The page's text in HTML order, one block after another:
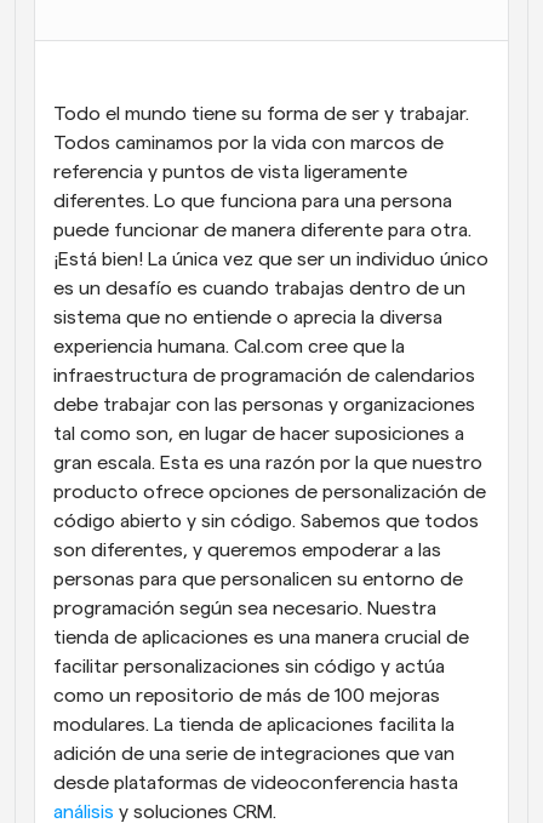
Programación potenciadda con llamadas
impulsadas por IA
Flujos de trabajo
Blog
Mantente al día con las últimas noticias y
actualizaciones
Reuniones Instantáneas
Reúnete con clientes en minutos
Enlaces de Grupo Dinámico
Reserva reuniones de forma fluida con varias personas
Webhooks
Recibe notificaciones cuando ocurra algo
Todo el mundo tiene su forma de ser y trabajar.
Todos caminamos por la vida con marcos de
referencia y puntos de vista ligeramente
diferentes. Lo que funciona para una persona
puede funcionar de manera diferente para otra.
¡Está bien! La única vez que ser un individuo único
es un desafío es cuando trabajas dentro de un
sistema que no entiende o aprecia la diversa
experiencia humana. Cal.com cree que la
infraestructura de programación de calendarios
debe trabajar con las personas y organizaciones
tal como son, en lugar de hacer suposiciones a
gran escala. Esta es una razón por la que nuestro
producto ofrece opciones de personalización de
código abierto y sin código. Sabemos que todos
son diferentes, y queremos empoderar a las
personas para que personalicen su entorno de
programación según sea necesario. Nuestra
tienda de aplicaciones es una manera crucial de
facilitar personalizaciones sin código y actúa
como un repositorio de más de 100 mejoras
modulares. La tienda de aplicaciones facilita la
adición de una serie de integraciones que van
análisis y soluciones CRM.